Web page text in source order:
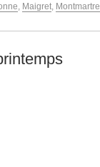
Maigret Montmartre